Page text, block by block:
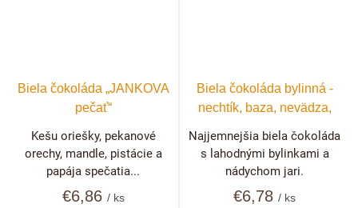
Biela čokoláda „JANKOVA
pečať“
€6,86 / ks
Kešu oriešky, pekanové
orechy, mandle, pistácie a
papája spečatia...
Biela čokoláda bylinná -
nechtík, baza, nevädza,
€6,78/ ks
Najjemnejšia biela čokoláda
s lahodnými bylinkami a
nádychom jari.